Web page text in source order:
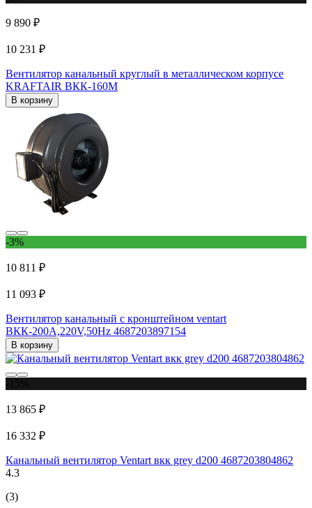
9 890 ₽
10 231 ₽
Вентилятор канальный круглый в металлическом корпусе
KRAFTAIR ВКК-160М
В корзину
-3%
10 811 ₽
11 093 ₽
Вентилятор канальный с кронштейном ventart
BКК-200A,220V,50Hz 4687203897154
В корзину
13 865 ₽
16 332 ₽
Канальный вентилятор Ventart вкк grey d200 4687203804862
4.3
(3)